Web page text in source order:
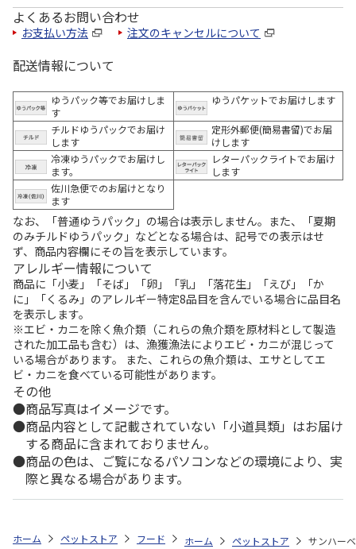
よくあるお問い合わせ
お支払い方法 注文のキャンセルについて
配送情報について
ゆうパック等でお届けしま
す
ゆうパケットでお届けします
チルドゆうパックでお届け
します
定形外郵便(簡易書留)でお届
けします
冷凍ゆうパックでお届けし
ます。
レターパックライトでお届け
します
佐川急便でのお届けとなり
ます
なお、「普通ゆうパック」の場合は表示しません。また、「夏期
のみチルドゆうパック」などとなる場合は、記号での表示はせ
ず、商品内容欄にその旨を表示しています。
アレルギー情報について
商品に「小麦」「そば」「卵」「乳」「落花生」「えび」「か
に」「くるみ」のアレルギー特定8品目を含んでいる場合に品目名
を表示します。
※エビ・カニを除く魚介類（これらの魚介類を原材料として製造
された加工品も含む）は、漁獲漁法によりエビ・カニが混じって
いる場合があります。 また、これらの魚介類は、エサとしてエ
ビ・カニを食べている可能性があります。
その他
商品写真はイメージです。
商品内容として記載されていない「小道具類」はお届け
する商品に含まれておりません。
商品の色は、ご覧になるパソコンなどの環境により、実
際と異なる場合があります。
ホーム ペットストア フード フード（鳥用） 中型・大型インコ
ホーム ペットストア サンハー